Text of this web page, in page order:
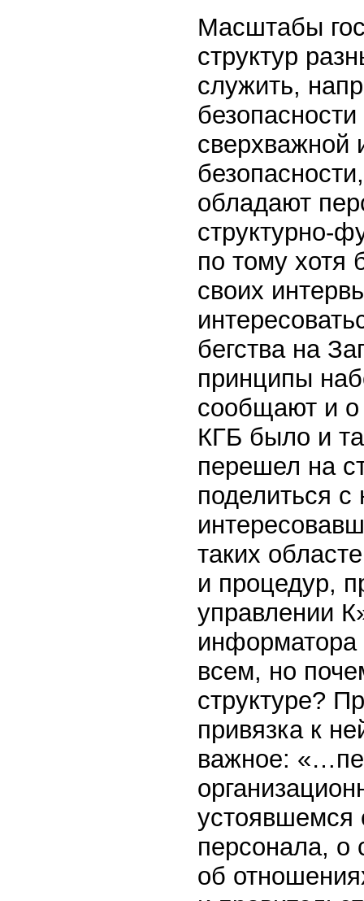
Масштабы
структур
служить,
сверхважной
обладают
структурно-
по тому хотя
своих
бегства на
принципы
сообщают и о
КГБ было и
перешел на
поделиться
таких
и процедур,
управлении
информатора
всем, но
структуре?
привязка к
важное:
устоявшемся
персонала, о
об